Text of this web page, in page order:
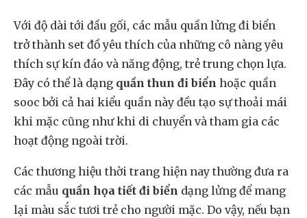
Với độ dài tới đầu gối, các mẫu quần lửng đi biển
trở thành set đồ yêu thích của những cô nàng yêu
thích sự kín đáo và năng động, trẻ trung chọn lựa.
Đây có thể là dạng quần thun đi biển hoặc quần
sooc bởi cả hai kiểu quần này đều tạo sự thoải mái
khi mặc cũng như khi di chuyển và tham gia các
hoạt động ngoài trời.
Các thương hiệu thời trang hiện nay thường đưa ra
các mẫu quần họa tiết đi biển dạng lửng để mang
lại màu sắc tươi trẻ cho người mặc. Do vậy, nếu bạn